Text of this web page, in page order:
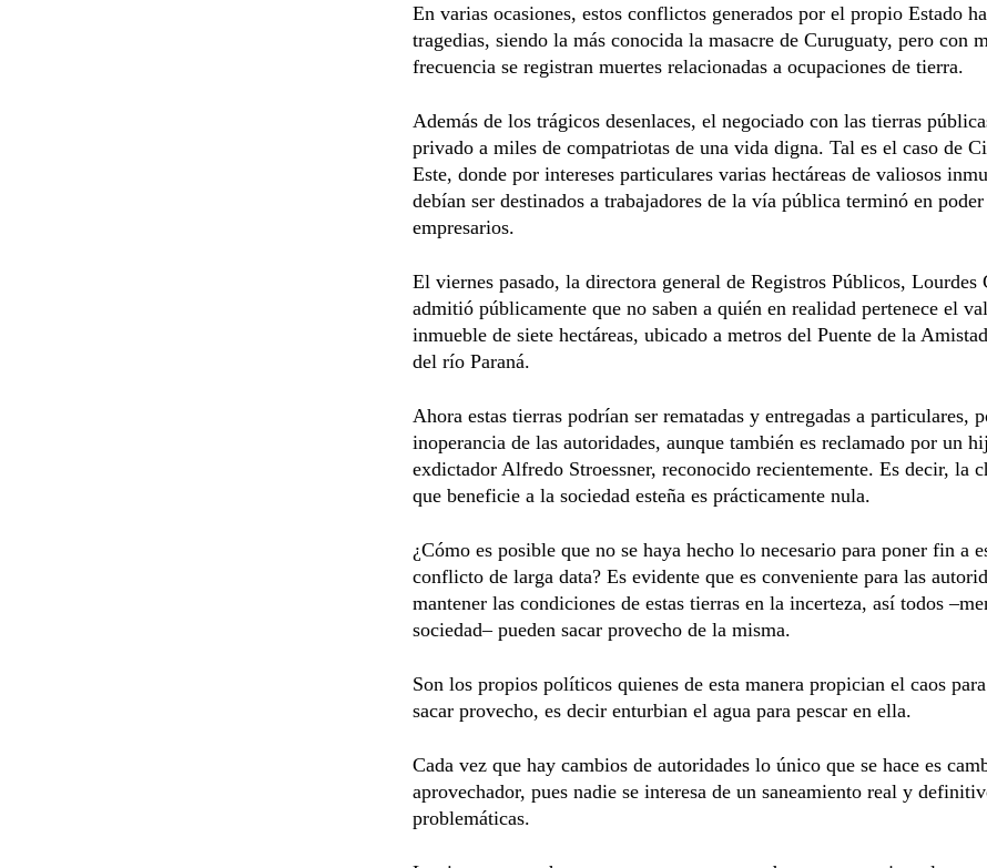
En varias ocasiones, estos conflictos generados por el propio Estado
tragedias, siendo la más conocida la masacre de Curuguaty, pero con
frecuencia se registran muertes relacionadas a ocupaciones de tierra.
Además de los trágicos desenlaces, el negociado con las tierras
privado a miles de compatriotas de una vida digna. Tal es el caso de
Este, donde por intereses particulares varias hectáreas de valiosos
debían ser destinados a trabajadores de la vía pública terminó en poder
empresarios.
El viernes pasado, la directora general de Registros Públicos, Lourdes
admitió públicamente que no saben a quién en realidad pertenece el
inmueble de siete hectáreas, ubicado a metros del Puente de la
del río Paraná.
Ahora estas tierras podrían ser rematadas y entregadas a particulares,
inoperancia de las autoridades, aunque también es reclamado por un
exdictador Alfredo Stroessner, reconocido recientemente. Es decir, la
que beneficie a la sociedad esteña es prácticamente nula.
¿Cómo es posible que no se haya hecho lo necesario para poner fin a
conflicto de larga data? Es evidente que es conveniente para las
mantener las condiciones de estas tierras en la incerteza, así todos
sociedad– pueden sacar provecho de la misma.
Son los propios políticos quienes de esta manera propician el caos
sacar provecho, es decir enturbian el agua para pescar en ella.
Cada vez que hay cambios de autoridades lo único que se hace es
aprovechador, pues nadie se interesa de un saneamiento real y
problemáticas.